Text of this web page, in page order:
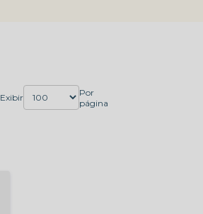
Exibir
Por
página